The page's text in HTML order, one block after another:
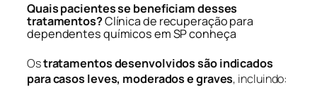
Quais pacientes se beneficiam desses
tratamentos?Clínica de recuperação para
dependentes químicos em SP conheça
Ostratamentos desenvolvidos são indicados
para casos leves, moderados e graves, incluindo: